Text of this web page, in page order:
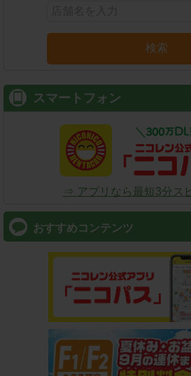
検索
スマートフォン
⇒ アプリなら最短3分ス
おすすめコンテンツ